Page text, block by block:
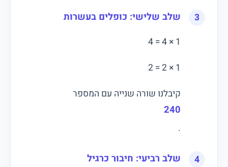
שלב שלישי: כופלים בעשרות
1 × 4 = 4
1 × 2 = 2
קיבלנו שורה שנייה עם המספר
240
.
שלב רביעי: חיבור כרגיל